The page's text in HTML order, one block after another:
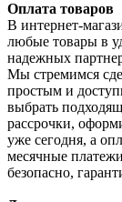
Оплата товаров
В интернет-
любые товары в
надежных
Мы стремимся
простым и
выбрать
рассрочки,
уже сегодня, а
месячные
безопасно,